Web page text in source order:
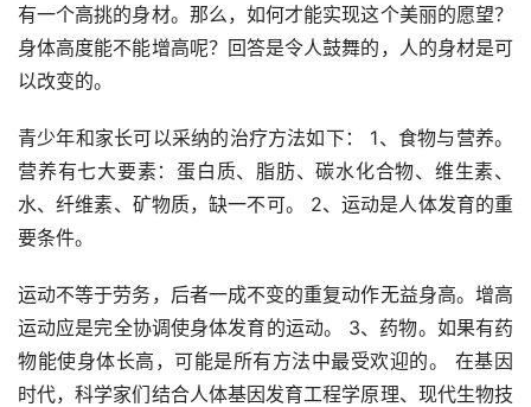
有一个高挑的身材。那么，如何才能实现这个美丽的愿望？
身体高度能不能增高呢？回答是令人鼓舞的，人的身材是可
以改变的。
青少年和家长可以采纳的治疗方法如下： 1、食物与营养。
营养有七大要素：蛋白质、脂肪、碳水化合物、维生素、
水、纤维素、矿物质，缺一不可。 2、运动是人体发育的重
要条件。
运动不等于劳务，后者一成不变的重复动作无益身高。增高
运动应是完全协调使身体发育的运动。 3、药物。如果有药
物能使身体长高，可能是所有方法中最受欢迎的。 在基因
时代，科学家们结合人体基因发育工程学原理、现代生物技